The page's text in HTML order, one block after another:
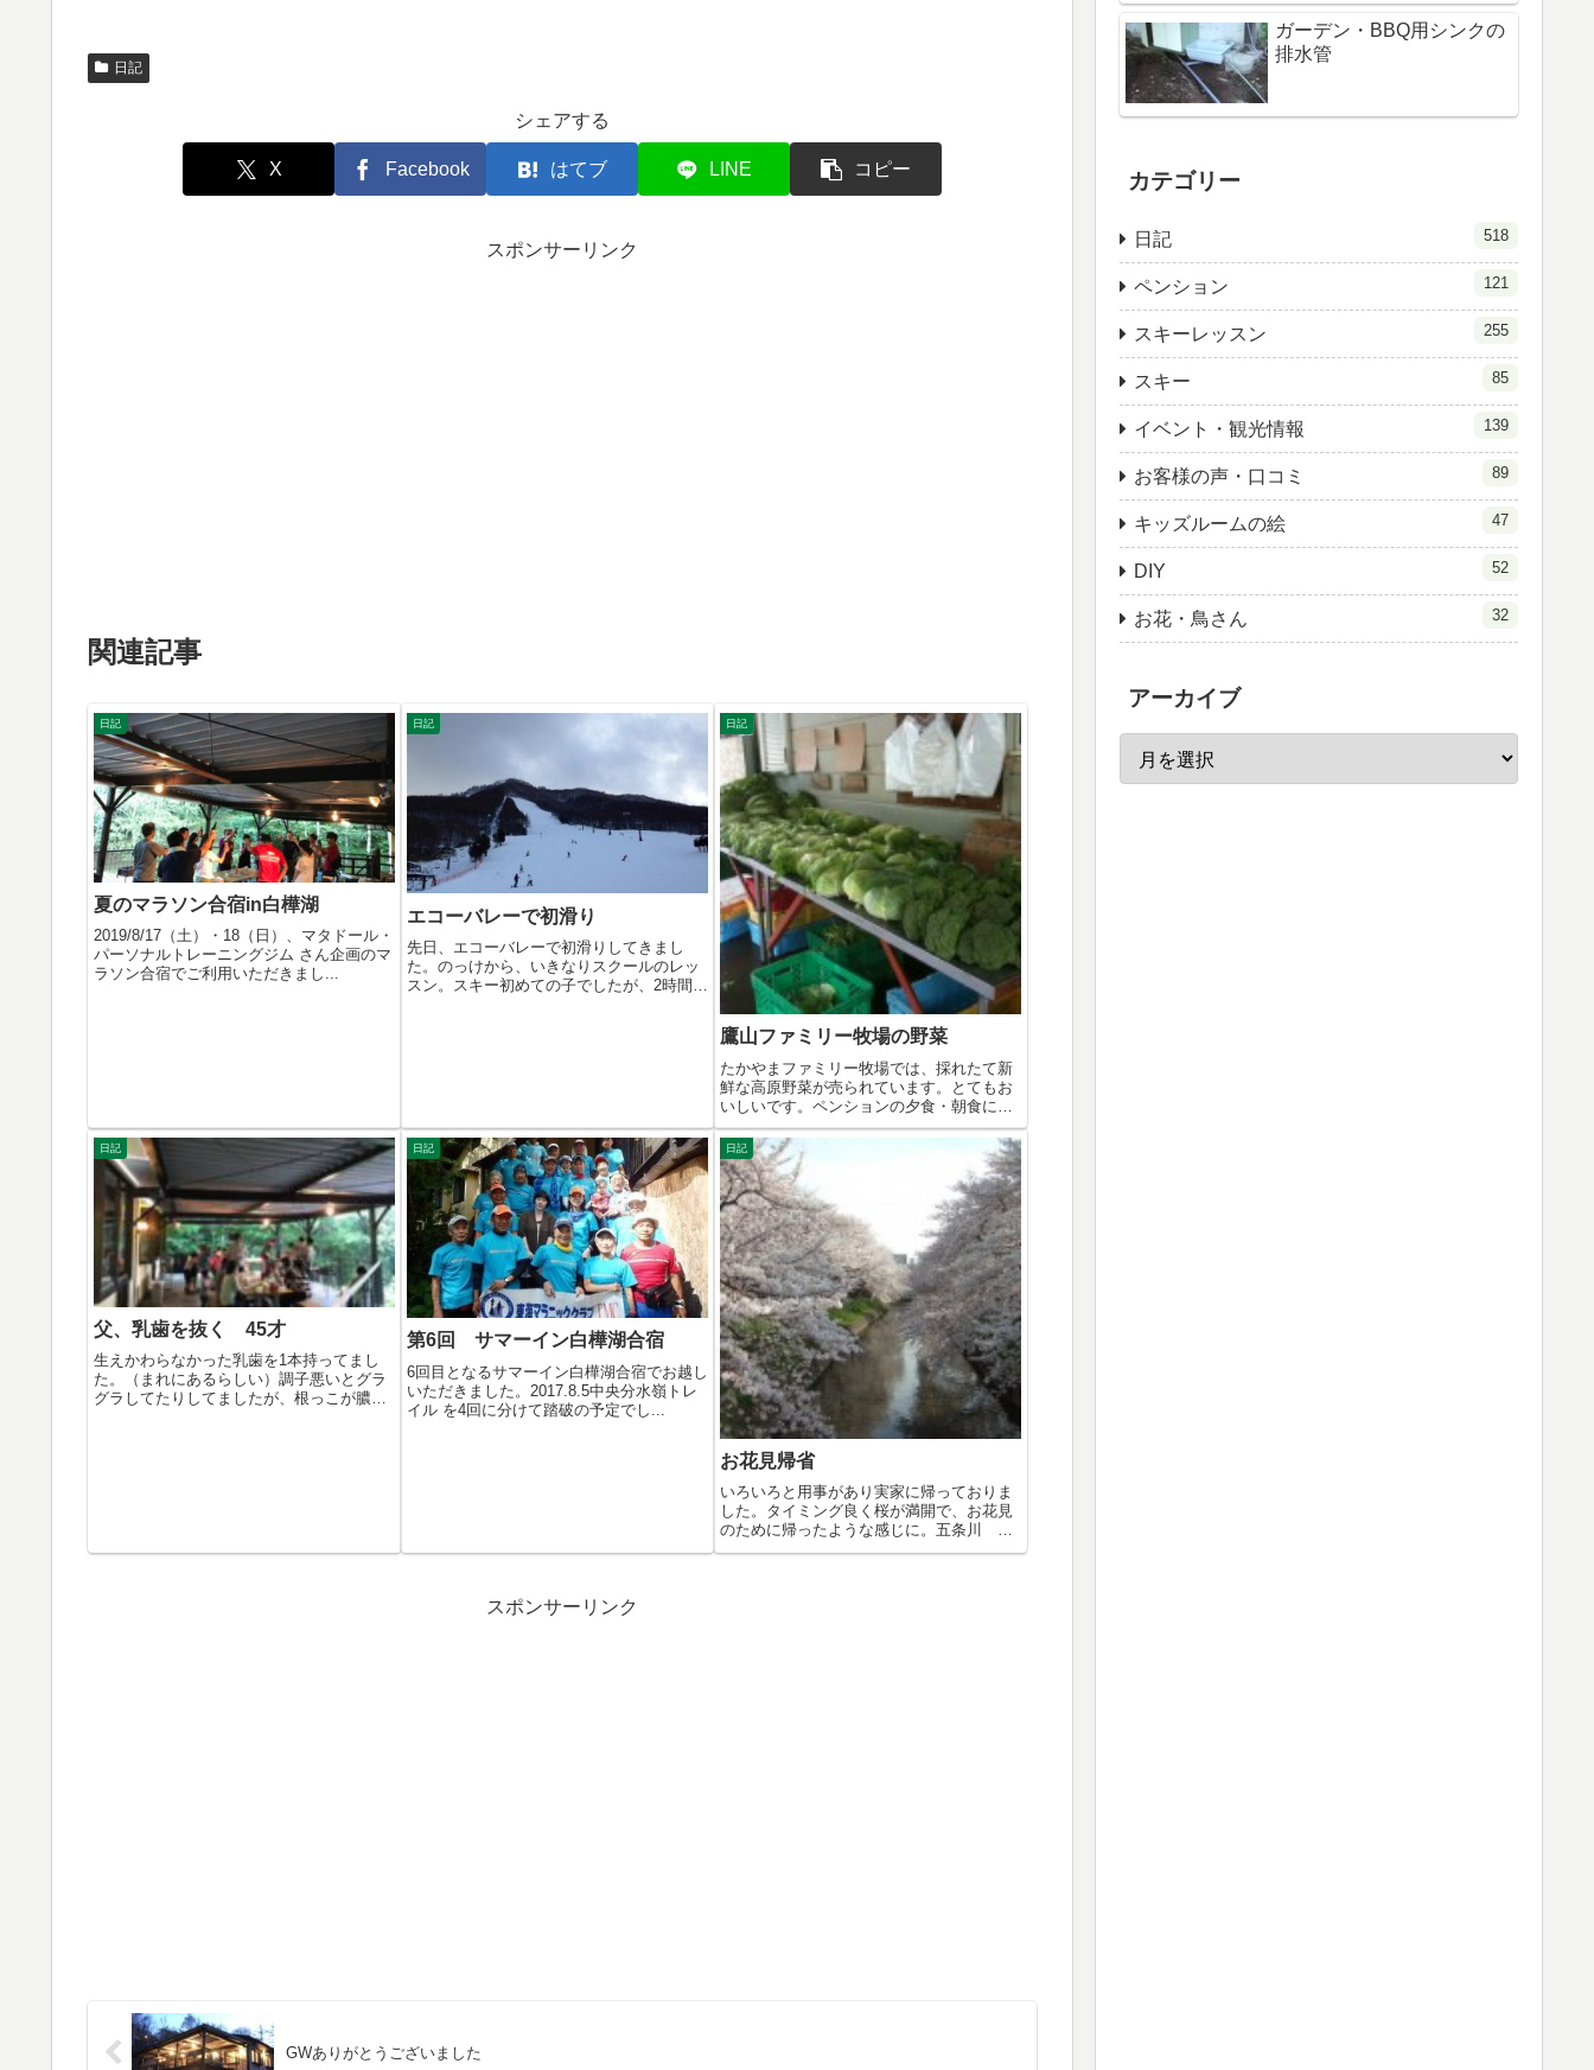
日記
シェアする
X Facebook はてブ LINE コピー
スポンサーリンク
関連記事
日記
夏のマラソン合宿in白樺湖
2019/8/17（土）・18（日）、マタドール・
パーソナルトレーニングジム さん企画のマ
ラソン合宿でご利用いただきまし...
日記
エコーバレーで初滑り
先日、エコーバレーで初滑りしてきまし
た。のっけから、いきなりスクールのレッ
スン。スキー初めての子でしたが、2時間で
日記
鷹山ファミリー牧場の野菜
たかやまファミリー牧場では、採れたて新
鮮な高原野菜が売られています。とてもお
いしいです。ペンションの夕食・朝食に使
用して...
日記
父、乳歯を抜く 45才
生えかわらなかった乳歯を1本持ってまし
た。（まれにあるらしい）調子悪いとグラ
グラしてたりしてましたが、根っこが膿ん
日記
第6回 サマーイン白樺湖合宿
6回目となるサマーイン白樺湖合宿でお越し
いただきました。2017.8.5中央分水嶺トレ
イル を4回に分けて踏破の予定でし...
日記
お花見帰省
いろいろと用事があり実家に帰っておりま
した。タイミング良く桜が満開で、お花見
のために帰ったような感じに。五条川
2012...
スポンサーリンク
GWありがとうございました
ガーデン・BBQ用シンクの
排水管
カテゴリー
日記 518
ペンション 121
スキーレッスン 255
スキー 85
イベント・観光情報 139
お客様の声・口コミ 89
キッズルームの絵 47
DIY 52
お花・鳥さん 32
アーカイブ